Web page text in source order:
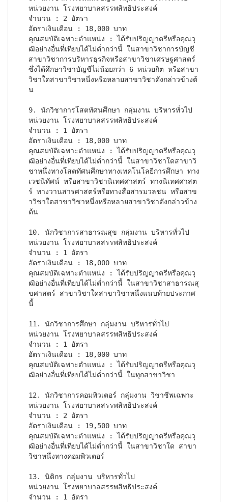
หน่วยงาน โรงพยาบาลสรรพสิทธิประสงค์
จำนวน : 2 อัตรา
อัตราเงินเดือน : 18,000 บาท
คุณสมบัติเฉพาะตำแหน่ง : ได้รับปริญญาตรีหรือคุณวุ
ฒิอย่างอื่นที่เทียบได้ไม่ต่ำกว่านี้ ในสาขาวิชาการบัญชี
สาขาวิชาการบริหารธุรกิจหรือสาขาวิชาเศรษฐศาสตร์
ซึ่งได้ศึกษาวิชาบัญชีไม่น้อยกว่า 6 หน่วยกิต หรือสาขา
วิชาใดสาขาวิชาหนึ่งหรือหลายสาขาวิชาดังกล่าวข้างต้
น
9. นักวิชาการโสตทัศนศึกษา กลุ่มงาน บริหารทั่วไป
หน่วยงาน โรงพยาบาลสรรพสิทธิประสงค์
จำนวน : 1 อัตรา
อัตราเงินเดือน : 18,000 บาท
คุณสมบัติเฉพาะตำแหน่ง : ได้รับปริญญาตรีหรือคุณวุ
ฒิอย่างอื่นที่เทียบได้ไม่ต่ำกว่านี้ ในสาขาวิชาใดสาขาวิ
ชาหนึ่งทางโสตทัศนศึกษาทางเทคโนโลยีการศึกษา ทาง
เวชนิทัศน์ หรือสาขาวิชานิเทศศาสตร์ ทางนิเทศศาสต
ร์ ทางวานสารศาสตร์หรือทางสื่อสารมวลชน หรือสาข
าวิชาใดสาขาวิชาหนึ่งหรือหลายสาขาวิชาดังกล่าวข้าง
ต้น
10. นักวิชาการสาธารณสุข กลุ่มงาน บริหารทั่วไป
หน่วยงาน โรงพยาบาลสรรพสิทธิประสงค์
จำนวน : 1 อัตรา
อัตราเงินเดือน : 18,000 บาท
คุณสมบัติเฉพาะตำแหน่ง : ได้รับปริญญาตรีหรือคุณวุ
ฒิอย่างอื่นที่เทียบได้ไม่ต่ำกว่านี้ ในสาขาวิชาสาธารณสุ
ขศาสตร์ สาขาวิชาใดสาขาวิชาหนึ่งแนบท้ายประกาศ
นี้
11. นักวิชาการศึกษา กลุ่มงาน บริหารทั่วไป
หน่วยงาน โรงพยาบาลสรรพสิทธิประสงค์
จำนวน : 1 อัตรา
อัตราเงินเดือน : 18,000 บาท
คุณสมบัติเฉพาะตำแหน่ง : ได้รับปริญญาตรีหรือคุณวุ
ฒิอย่างอื่นที่เทียบได้ไม่ต่ำกว่านี้ ในทุกสาขาวิชา
12. นักวิชาการคอมพิวเตอร์ กลุ่มงาน วิชาชีพเฉพาะ
หน่วยงาน โรงพยาบาลสรรพสิทธิประสงค์
จำนวน : 2 อัตรา
อัตราเงินเดือน : 19,500 บาท
คุณสมบัติเฉพาะตำแหน่ง : ได้รับปริญญาตรีหรือคุณวุ
ฒิอย่างอื่นที่เทียบได้ไม่ต่ำกว่านี้ ในสาขาวิชาใด สาขา
13. นิติกร กลุ่มงาน บริหารทั่วไป
หน่วยงาน โรงพยาบาลสรรพสิทธิประสงค์
จำนวน : 1 อัตรา